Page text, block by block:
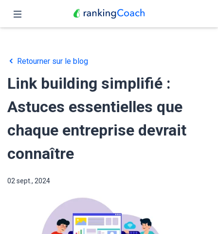
Fonctionnalités
Tarifs
Partenaires
Blog
Français
Retourner sur le blog
Link building simplifié :
Astuces essentielles que
chaque entreprise devrait
connaître
02 sept., 2024